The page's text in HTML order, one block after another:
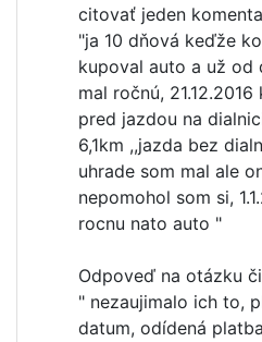
citovať jeden
"ja 10 dňová keďže
kupoval auto a už od
mal ročnú,
pred jazdou na
6,1km ,,jazda bez
uhrade som mal ale
nepomohol som si,
rocnu nato auto "
Odpoveď na otázku
" nezaujimalo ich to,
datum, odídená